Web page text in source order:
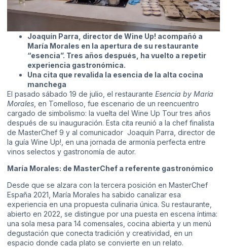
Joaquín Parra, director de Wine Up! acompañó a
María Morales en la apertura de su restaurante
“esencia”. Tres años después, ha vuelto a repetir
experiencia gastronómica.
Una cita que revalida la esencia de la alta cocina
manchega
El pasado sábado 19 de julio, el restaurante Esencia by María
Morales , en Tomelloso, fue escenario de un reencuentro
cargado de simbolismo: la vuelta del Wine Up Tour tres años
después de su inauguración. Esta cita reunió a la chef finalista
de MasterChef 9 y al comunicador Joaquín Parra, director de
la guía Wine Up!, en una jornada de armonía perfecta entre
vinos selectos y gastronomía de autor.
María Morales: de MasterChef a referente gastronómico
Desde que se alzara con la tercera posición en MasterChef
España 2021, María Morales ha sabido canalizar esa
experiencia en una propuesta culinaria única. Su restaurante,
abierto en 2022, se distingue por una puesta en escena íntima:
una sola mesa para 14 comensales, cocina abierta y un menú
degustación que conecta tradición y creatividad, en un
espacio donde cada plato se convierte en un relato.